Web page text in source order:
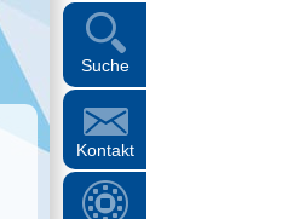
Suche
Kontakt